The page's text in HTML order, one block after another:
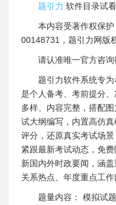
题引力 软件目录试看
本内容受著作权保
00148731，题引力网版
请认准唯一官方咨询
题引力软件系统专
是个人备考、考前提分
多样、内容完整，搭配
试大纲编写，内置高仿
评分，还原真实考试场
紧跟最新考试动态，免
新国内外时政要闻，涵
关系热点、年度重点工作
题量内容： 模拟试